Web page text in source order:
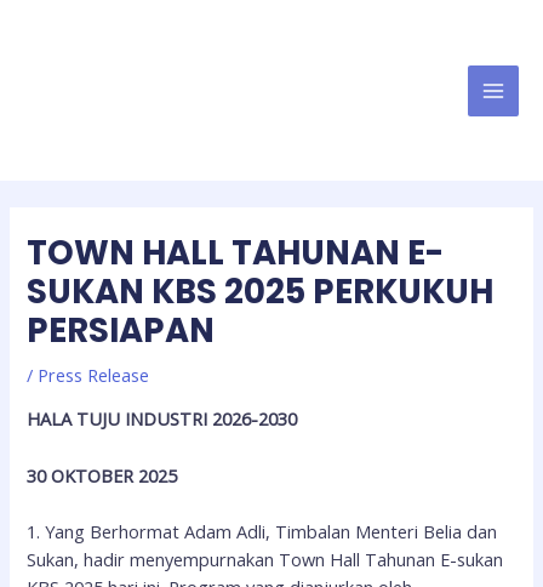
TOWN HALL TAHUNAN E-
SUKAN KBS 2025 PERKUKUH
PERSIAPAN
/ Press Release
HALA TUJU INDUSTRI 2026-2030
30 OKTOBER 2025
1.Yang Berhormat Adam Adli, Timbalan Menteri Belia dan
Sukan, hadir menyempurnakan Town Hall Tahunan E-sukan